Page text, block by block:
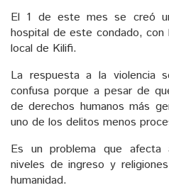
El 1 de este mes se creó
hospital de este condado, con
local de Kilifi.
La respuesta a la violencia
confusa porque a pesar de
de derechos humanos más
uno de los delitos menos
Es un problema que afecta
niveles de ingreso y
humanidad.